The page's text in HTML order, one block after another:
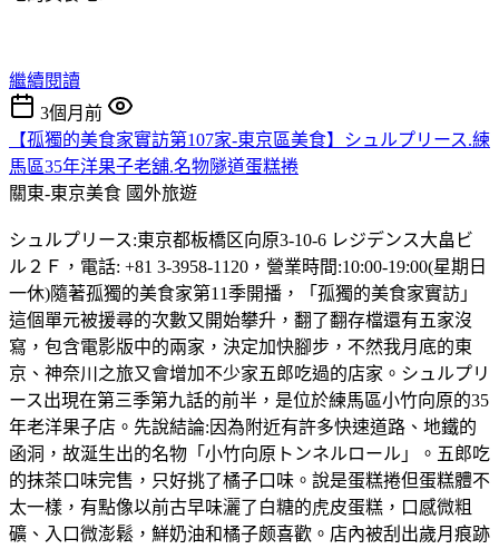
繼續閱讀
3個月前
【孤獨的美食家實訪第107家-東京區美食】シュルプリース.練
馬區35年洋果子老舖.名物隧道蛋糕捲
關東-東京美食 國外旅遊
シュルプリース:東京都板橋区向原3-10-6 レジデンス大畠ビ
ル２Ｆ，電話: +81 3-3958-1120，營業時間:10:00-19:00(星期日
一休)隨著孤獨的美食家第11季開播，「孤獨的美食家實訪」
這個單元被援尋的次數又開始攀升，翻了翻存檔還有五家沒
寫，包含電影版中的兩家，決定加快腳步，不然我月底的東
京、神奈川之旅又會增加不少家五郎吃過的店家。シュルプリ
ース出現在第三季第九話的前半，是位於練馬區小竹向原的35
年老洋果子店。先說結論:因為附近有許多快速道路、地鐵的
函洞，故涎生出的名物「小竹向原トンネルロール」。五郎吃
的抹茶口味完售，只好挑了橘子口味。說是蛋糕捲但蛋糕體不
太一樣，有點像以前古早味灑了白糖的虎皮蛋糕，口感微粗
礦、入口微澎鬆，鮮奶油和橘子颇喜歡。店內被刮出歲月痕跡